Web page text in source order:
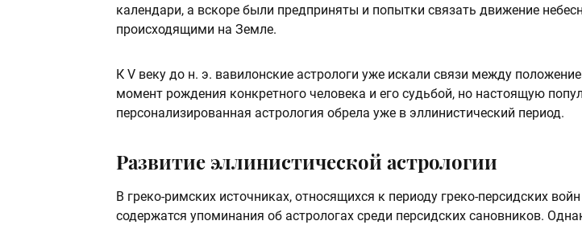
календари, а вскоре были предприняты и попытки связать движение
происходящими на Земле.
К V веку до н. э. вавилонские астрологи уже искали связи между
момент рождения конкретного человека и его судьбой, но настоящую
персонализированная астрология обрела уже в эллинистический период.
Развитие эллинистической астрологии
В греко-римских источниках, относящихся к периоду греко-персидских
содержатся упоминания об астрологах среди персидских сановников.